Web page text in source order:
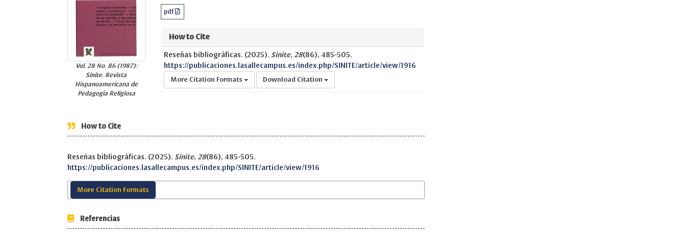
Vol. 28 No. 86 (1987):
Sinite. Revista
Hispanoamericana de
Pedagogía Religiosa
pdf
How to Cite
Reseñas bibliográficas. (2025). Sinite, 28(86), 485-505.
https://publicaciones.lasallecampus.es/index.php/SINITE/article/view/1916
More Citation Formats Download Citation
How to Cite
Reseñas bibliográficas. (2025). Sinite, 28(86), 485-505.
https://publicaciones.lasallecampus.es/index.php/SINITE/article/view/1916
More Citation Formats
Referencias